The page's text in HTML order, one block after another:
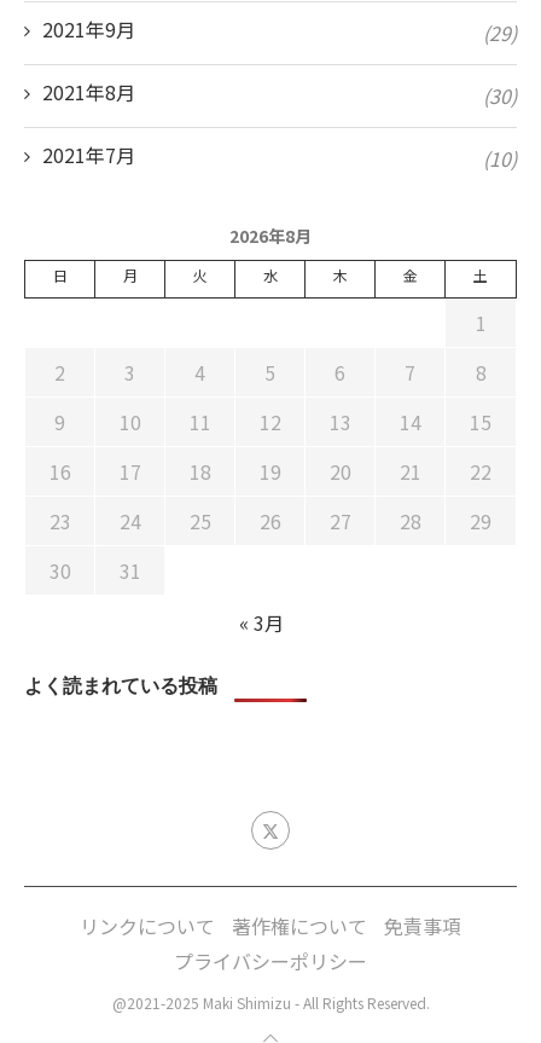
2021年9月 (29)
2021年8月 (30)
2021年7月 (10)
2026年8月
日 月 火 水 木 金 土
1
2
3 4 5 6 7
8
9
10 11 12 13 14
15
16
17 18 19 20 21
22
23
24 25 26 27 28
29
30
31
« 3月
よく読まれている投稿
リンクについて 著作権について
免責事項
プライバシーポリシー
@2021-2025 Maki Shimizu - All Rights Reserved.